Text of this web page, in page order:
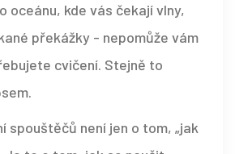
oceánu, kde vás čekají vlny,
překážky - nepomůže vám
cvičení. Stejně to
spouštěčů není jen o tom, „jak